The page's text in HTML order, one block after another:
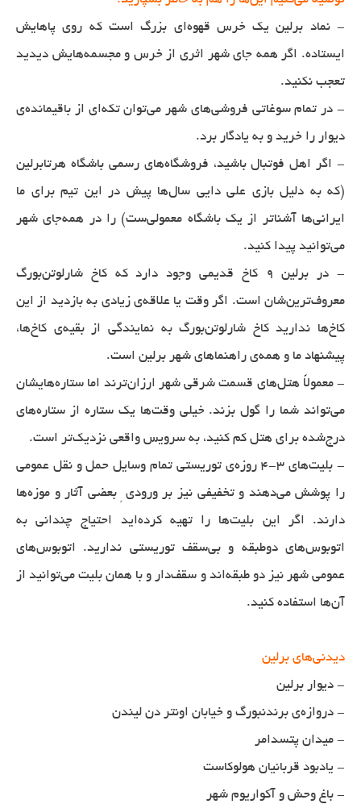
- نماد برلین یک خرس قهوه‌ای بزرگ است که روی پاهایش
ایستاده. اگر همه جای شهر اثری از خرس و مجسمه‌هایش دیدید
تعجب نکنید.
- در تمام سوغاتی فروشی‌های شهر می‌توان تکه‌ای از باقیمانده‌ی
دیوار را خرید و به یادگار برد.
- اگر اهل فوتبال باشید، فروشگاه‌های رسمی باشگاه هرتابرلین
(که به دلیل بازی علی دایی سال‌ها پیش در این تیم برای ما
ایرانی‌ها آشناتر از یک باشگاه معمولی‌ست) را در همه‌جای شهر
می‌توانید پیدا کنید.
- در برلین ٩ کاخ قدیمی وجود دارد که کاخ شارلوتن‌بورگ
معروف‌ترین‌شان است. اگر وقت یا علاقه‌ی زیادی به بازدید از این
کاخ‌ها ندارید کاخ شارلوتن‌بورگ به نمایندگی از بقیه‌ی کاخ‌ها،
پیشنهاد ما و همه‌ی راهنماهای شهر برلین است.
- معمولاً هتل‌های قسمت شرقی شهر ارزان‌ترند اما ستاره‌هایشان
می‌تواند شما را گول بزند. خیلی وقت‌ها یک ستاره از ستاره‌های
درج‌شده برای هتل کم کنید، به سرویس واقعی نزدیک‌تر است.
- بلیت‌های ٣-٤ روزه‌ی توریستی تمام وسایل حمل و نقل عمومی
را پوشش می‌دهند و تخفیفی نیز بر ورودی ِ بعضی آثار و موزه‌ها
دارند. اگر این بلیت‌ها را تهیه کرده‌اید احتیاج چندانی به
اتوبوس‌های دوطبقه و بی‌سقف توریستی ندارید. اتوبوس‌های
عمومی شهر نیز دو طبقه‌اند و سقف‌دار و با همان بلیت می‌توانید از
آن‌ها استفاده کنید.
دیدنی‌های برلین
- دیوار برلین
- دروازه‌ی برندنبورگ و خیابان اونتر دن لیندن
- میدان پتسدامر
- یادبود قربانیان هولوکاست
- باغ وحش و آکواریوم شهر